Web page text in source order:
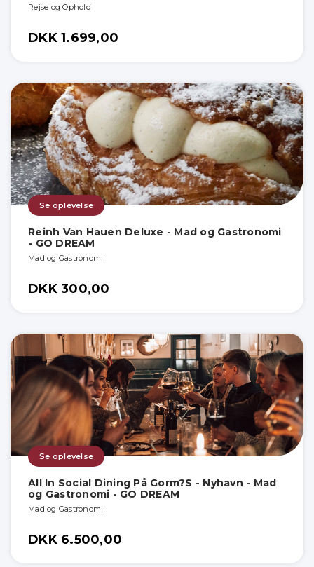
Rejse og Ophold
DKK 1.699,00
Se oplevelse
Reinh Van Hauen Deluxe - Mad og Gastronomi
- GO DREAM
Mad og Gastronomi
DKK 300,00
Se oplevelse
All In Social Dining På Gorm?S - Nyhavn - Mad
og Gastronomi - GO DREAM
Mad og Gastronomi
DKK 6.500,00